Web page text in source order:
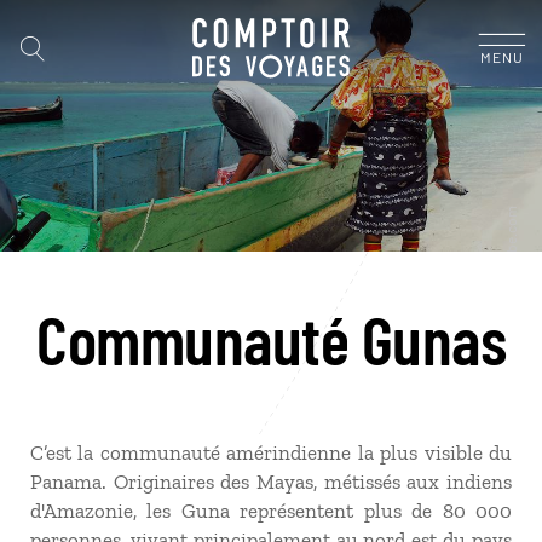
MENU
Communauté Gunas
C’est la communauté amérindienne la plus visible du
Panama. Originaires des Mayas, métissés aux indiens
d'Amazonie, les Guna représentent plus de 80 000